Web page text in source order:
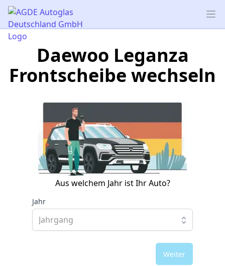
AGDE Autoglas Deutschland GmbH
Daewoo Leganza
Frontscheibe wechseln
Aus welchem Jahr ist Ihr Auto?
Jahr
Weiter